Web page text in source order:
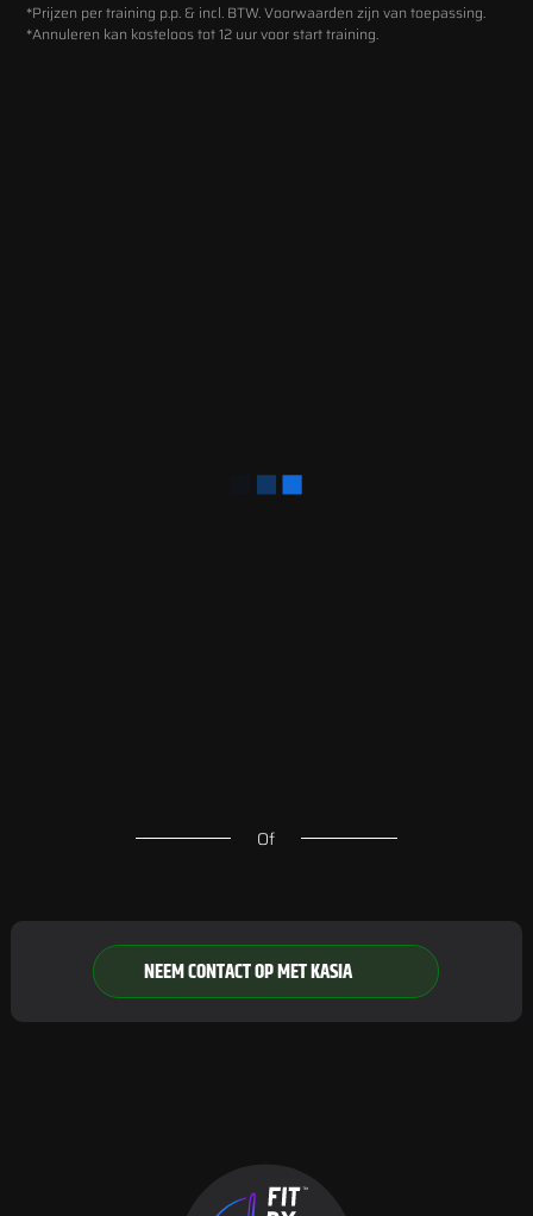
*Prijzen per training p.p. & incl. BTW. Voorwaarden zijn van toepassing.
*Annuleren kan kosteloos tot 12 uur voor start training.
NEEM CONTACT OP MET KASIA
Of